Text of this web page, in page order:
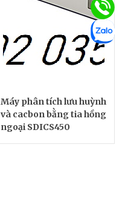
Máy phân tích lưu huỳnh
và cacbon bằng tia hồng
ngoại SDICS450